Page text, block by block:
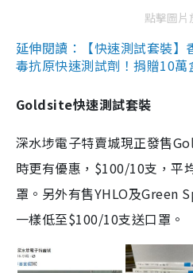
點擊圖片
延伸閱讀：【快速測試套裝
毒抗原快速測試劑！捐贈10
Goldsite快速測試套裝
深水埗電子特賣城現正發售
時更有優惠，$100/10支，平
罩。另外有售YHLO及Green
一樣低至$100/10支送口罩。